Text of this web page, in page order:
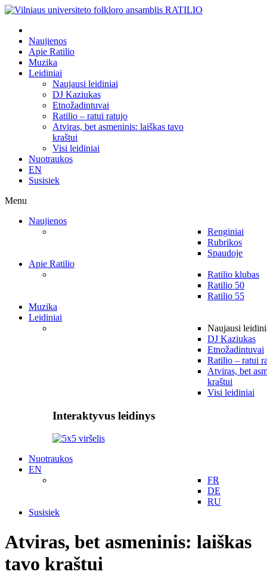
Naujienos
Apie Ratilio
Muzika
Leidiniai
Naujausi leidiniai
DJ Kaziukas
Etnožadintuvai
Ratilio – ratui ratujo
Atviras, bet asmeninis: laiškas tavo
kraštui
Visi leidiniai
Nuotraukos
EN
Susisiek
Menu
Naujienos
Renginiai
Rubrikos
Spaudoje
Apie Ratilio
Ratilio klubas
Ratilio 50
Ratilio 55
Muzika
Leidiniai
Naujausi
DJ Kaziukas
Etnožadintuvai
Ratilio – ratui
Atviras, bet
kraštui
Visi leidiniai
Interaktyvus leidinys
Nuotraukos
EN
FR
DE
RU
Susisiek
Atviras, bet asmeninis: laiškas
tavo kraštui